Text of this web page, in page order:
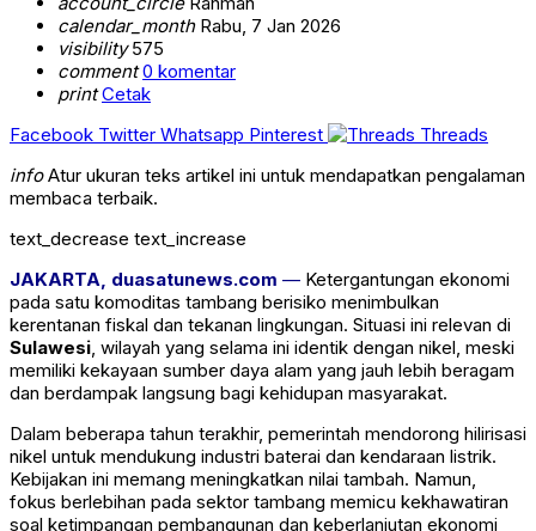
calendar_monthRabu, 7 Jan 2026
visibility575
comment 0 komentar
print Cetak
Facebook Twitter Whatsapp Pinterest
Threads
infoAtur ukuran teks artikel ini untuk mendapatkan pengalaman
membaca terbaik.
text_decrease text_increase
JAKARTA, duasatunews.com — Ketergantungan ekonomi
pada satu komoditas tambang berisiko menimbulkan
kerentanan fiskal dan tekanan lingkungan. Situasi ini relevan di
Sulawesi, wilayah yang selama ini identik dengan nikel, meski
memiliki kekayaan sumber daya alam yang jauh lebih beragam
dan berdampak langsung bagi kehidupan masyarakat.
Dalam beberapa tahun terakhir, pemerintah mendorong hilirisasi
nikel untuk mendukung industri baterai dan kendaraan listrik.
Kebijakan ini memang meningkatkan nilai tambah. Namun,
fokus berlebihan pada sektor tambang memicu kekhawatiran
soal ketimpangan pembangunan dan keberlanjutan ekonomi